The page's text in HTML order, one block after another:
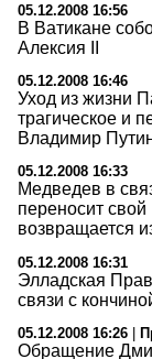
05.12.2008 16:56
В Ватикане
Алексия II
05.12.2008 16:46
Уход из жизни
трагическое и
Владимир
05.12.2008 16:33
Медведев в
переносит
возвращается
05.12.2008 16:31
Элладская
связи с
05.12.2008 16:26
Обращение